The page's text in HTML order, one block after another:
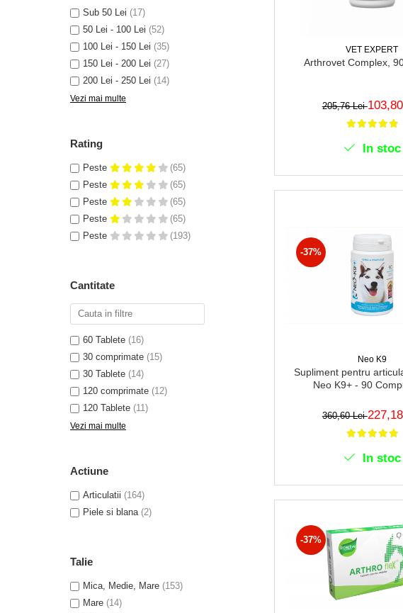
Covorase absorbante
Perii si descalcitoare caini
Solutii Atractante si repelente
Lese, Hamuri si Zgarzi
Paturi, perne si cosuri pentru pisici
Recompense Delicioase
Sub 50 Lei (17)
50 Lei - 100 Lei (52)
100 Lei - 150 Lei (35)
150 Lei - 200 Lei (27)
200 Lei - 250 Lei (14)
Vezi mai multe
Rating
Peste
(65)
Peste
(65)
Peste
(65)
Peste
(65)
Peste
(193)
Cantitate
60 Tablete (16)
30 comprimate (15)
30 Tablete (14)
120 comprimate (12)
120 Tablete (11)
Vezi mai multe
Actiune
Articulatii (164)
Piele si blana (2)
Talie
Mica, Medie, Mare (153)
Mare (14)
VET EXPERT
Arthrovet Complex,
205,76 Lei
In stoc
-37%
Neo K9
Supliment pentru
Neo K9+ - 90
360,60 Lei
In stoc
-37%